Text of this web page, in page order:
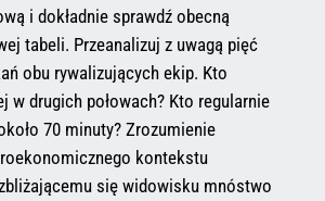
i dokładnie sprawdź obecną
tabeli. Przeanalizuj z uwagą pięć
obu rywalizujących ekip. Kto
w drugich połowach? Kto regularnie
70 minuty? Zrozumienie
kontekstu
się widowisku mnóstwo